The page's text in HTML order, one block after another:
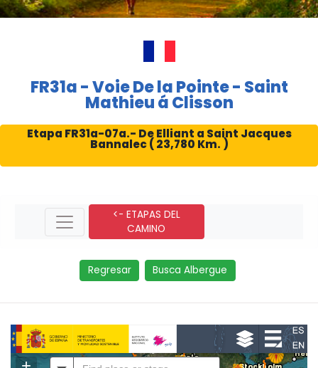
FR31a - Voie De la Pointe - Saint
Mathieu á Clisson
Etapa FR31a-07a.- De Elliant a Saint Jacques
Bannalec ( 23,780 Km. )
<- ETAPAS DEL
CAMINO
Regresar Busca Albergue